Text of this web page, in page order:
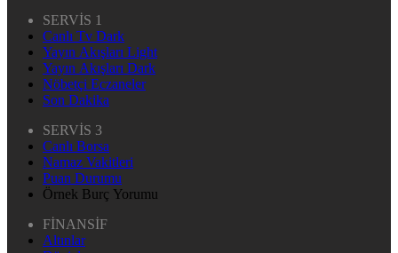
SERVİS 1
Canlı Tv Dark
Yayın Akışları Light
Yayın Akışları Dark
Nöbetçi Eczaneler
Son Dakika
SERVİS 3
Canlı Borsa
Namaz Vakitleri
Puan Durumu
Örnek Burç Yorumu
FİNANSİF
Altınlar